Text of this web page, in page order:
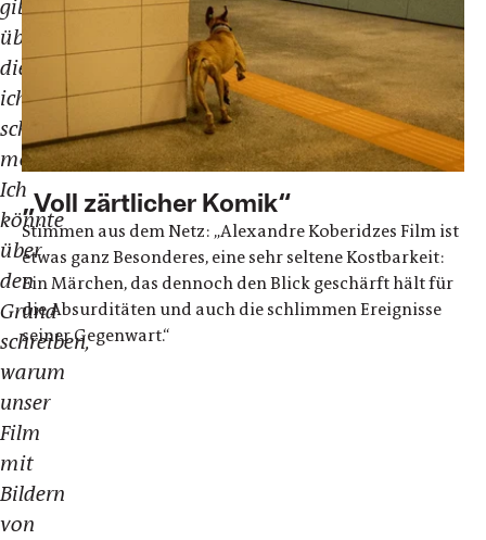
gibt,
über
die
ich
schreiben
möchte.
Ich
könnte
über
den
Grund
schreiben,
warum
unser
Film
mit
Bildern
von
„Voll zärtlicher Komik“
Stimmen aus dem Netz: „Alexandre Koberidzes Film ist
etwas ganz Besonderes, eine sehr seltene Kostbarkeit:
Ein Märchen, das dennoch den Blick geschärft hält für
die Absurditäten und auch die schlimmen Ereignisse
seiner Gegenwart.“